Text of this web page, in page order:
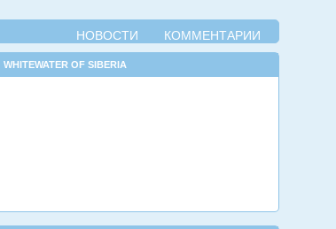
НОВОСТИ КОММЕНТАРИИ
WHITEWATER OF SIBERIA